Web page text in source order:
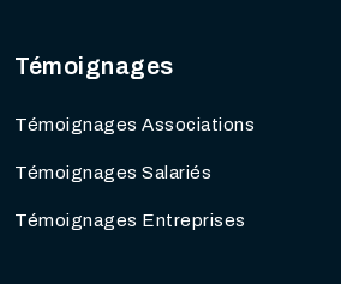
Témoignages
Témoignages Associations
Témoignages Salariés
Témoignages Entreprises